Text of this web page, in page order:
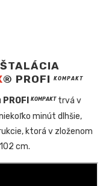
® PROFIKOMPAKT
PROFIKOMPAKTtrvá v
minút dlhšie,
ktorá v zloženom
cm.